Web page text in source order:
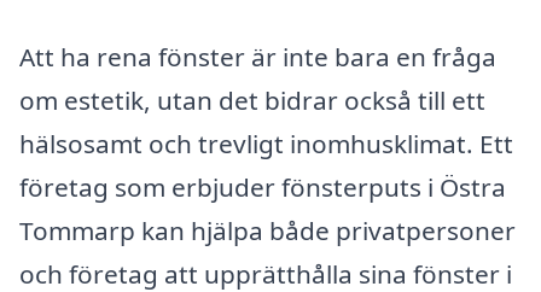
Att ha rena fönster är inte bara en fråga
om estetik, utan det bidrar också till ett
hälsosamt och trevligt inomhusklimat. Ett
företag som erbjuder fönsterputs i Östra
Tommarp kan hjälpa både privatpersoner
och företag att upprätthålla sina fönster i